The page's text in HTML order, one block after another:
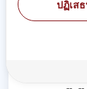
ปฏิเส